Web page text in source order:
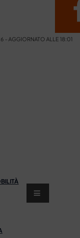
- AGGIORNATO ALLE 18:01